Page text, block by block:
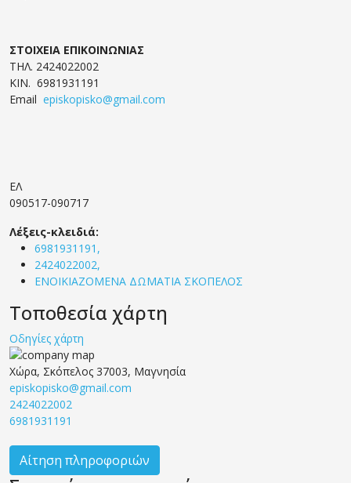
ΣΤΟΙΧΕΙΑ ΕΠΙΚΟΙΝΩΝΙΑΣ
ΤΗΛ. 2424022002
ΚΙΝ. 6981931191
Email episkopisko@gmail.com
ΕΛ
090517-090717
Λέξεις-κλειδιά:
6981931191,
2424022002,
ΕΝΟΙΚΙΑΖΟΜΕΝΑ ΔΩΜΑΤΙΑ ΣΚΟΠΕΛΟΣ
Τοποθεσία χάρτη
Οδηγίες χάρτη
Χώρα, Σκόπελος 37003, Μαγνησία
episkopisko@gmail.com
2424022002
6981931191
Αίτηση πληροφοριών